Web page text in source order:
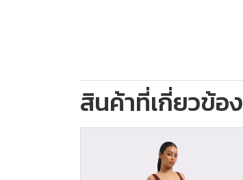
สินค้าที่เกี่ยวข้อง